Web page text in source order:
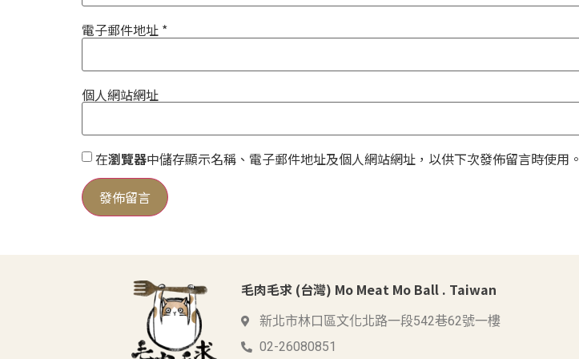
電子郵件地址 *
個人網站網址
在瀏覽器中儲存顯示名稱、電子郵件地址及個人網站網址，以供下次發佈留言時使用。
毛肉毛求 (台灣) Mo Meat Mo Ball . Taiwan
新北市林口區文化北路一段542巷62號一樓
02-26080851